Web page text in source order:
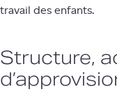
travail des enfants.
Structure,